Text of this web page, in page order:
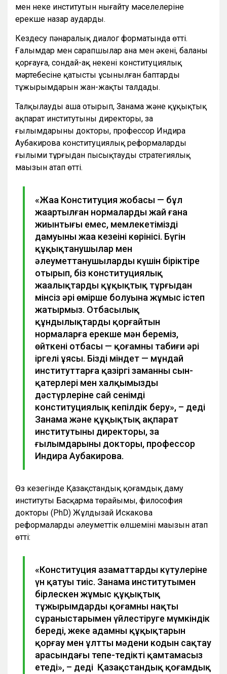
мен неке институтын нығайту мәселелеріне
ерекше назар аударды.
Кездесу пәнаралық диалог форматында өтті.
Ғалымдар мен сарапшылар ана мен әкені, баланы
қорғауға, сондай-ақ некенің конституциялық
мәртебесіне қатысты ұсынылған баптардың
тұжырымдарын жан-жақты талдады.
Талқылауды аша отырып, Заңнама және құқықтық
ақпарат институтының директоры, заң
ғылымдарының докторы, профессор Индира
Аубакирова конституциялық реформаларды
ғылыми тұрғыдан пысықтаудың стратегиялық
маңызын атап өтті.
«Жаңа Конституция жобасы — бұл
жаңартылған нормалардың жай ғана
жиынтығы емес, мемлекетіміздің
дамуының жаңа кезеңінің көрінісі. Бүгін
құқықтанушылар мен
әлеуметтанушылардың күшін біріктіре
отырып, біз конституциялық
жаңалықтардың құқықтық тұрғыдан
мінсіз әрі өміршең болуына жұмыс істеп
жатырмыз. Отбасылық
құндылықтарды қорғайтын
нормаларға ерекше мән береміз,
өйткені отбасы — қоғамның табиғи әрі
іргелі ұясы. Біздің міндет — мұндай
институттарға қазіргі заманның сын-
қатерлері мен халқымыздың
дәстүрлеріне сай сенімді
конституциялық кепілдік беру», – деді
Заңнама және құқықтық ақпарат
институтының директоры, заң
ғылымдарының докторы, профессор
Индира Аубакирова.
Өз кезегінде Қазақстандық қоғамдық даму
институты Басқарма төрайымы, философия
докторы (PhD) Жұлдызай Искакова
реформалардың әлеуметтік өлшемінің маңызын атап
өтті:
«Конституция азаматтардың күтулеріне
үн қатуы тиіс. Заңнама институтымен
бірлескен жұмыс құқықтық
тұжырымдарды қоғамның нақты
сұраныстарымен үйлестіруге мүмкіндік
береді, жеке адамның құқықтарын
қорғау мен ұлттың мәдени кодын сақтау
арасындағы тепе-теңдікті қамтамасыз
етеді», – деді Қазақстандық қоғамдық